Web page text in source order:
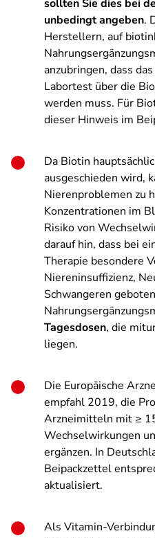
sollten Sie dies bei
unbedingt angeben.
Herstellern, auf
anzubringen, dass
Labortest über die
werden muss. Für
dieser Hinweis im
Da Biotin
ausgeschieden wird,
Nierenproblemen zu
Konzentrationen im
Risiko von
darauf hin, dass bei
Therapie besondere
Niereninsuffizienz,
Schwangeren
Tagesdosen, die
liegen.
Die Europäische
empfahl 2019, die
Arzneimitteln mit ≥
Wechselwirkungen
ergänzen. In
Beipackzettel
aktualisiert.
Als Vitamin-